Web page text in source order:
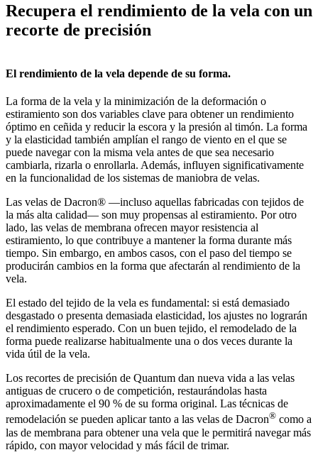
Recupera el rendimiento de la vela con un
recorte de precisión
El rendimiento de la vela depende de su forma.
La forma de la vela y la minimización de la deformación o
estiramiento son dos variables clave para obtener un rendimiento
óptimo en ceñida y reducir la escora y la presión al timón. La forma
y la elasticidad también amplían el rango de viento en el que se
puede navegar con la misma vela antes de que sea necesario
cambiarla, rizarla o enrollarla. Además, influyen significativamente
en la funcionalidad de los sistemas de maniobra de velas.
Las velas de Dacron® —incluso aquellas fabricadas con tejidos de
la más alta calidad— son muy propensas al estiramiento. Por otro
lado, las velas de membrana ofrecen mayor resistencia al
estiramiento, lo que contribuye a mantener la forma durante más
tiempo. Sin embargo, en ambos casos, con el paso del tiempo se
producirán cambios en la forma que afectarán al rendimiento de la
vela.
El estado del tejido de la vela es fundamental: si está demasiado
desgastado o presenta demasiada elasticidad, los ajustes no lograrán
el rendimiento esperado. Con un buen tejido, el remodelado de la
forma puede realizarse habitualmente una o dos veces durante la
vida útil de la vela.
Los recortes de precisión de Quantum dan nueva vida a las velas
antiguas de crucero o de competición, restaurándolas hasta
aproximadamente el 90 % de su forma original. Las técnicas de
remodelación se pueden aplicar tanto a las velas de Dacron® como a
las de membrana para obtener una vela que le permitirá navegar más
rápido, con mayor velocidad y más fácil de trimar.